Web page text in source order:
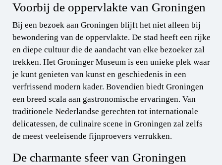
Voorbij de oppervlakte van Groningen
Bij een bezoek aan Groningen blijft het niet alleen bij
bewondering van de oppervlakte. De stad heeft een rijke
en diepe cultuur die de aandacht van elke bezoeker zal
trekken. Het Groninger Museum is een unieke plek waar
je kunt genieten van kunst en geschiedenis in een
verfrissend modern kader. Bovendien biedt Groningen
een breed scala aan gastronomische ervaringen. Van
traditionele Nederlandse gerechten tot internationale
delicatessen, de culinaire scene in Groningen zal zelfs
de meest veeleisende fijnproevers verrukken.
De charmante sfeer van Groningen